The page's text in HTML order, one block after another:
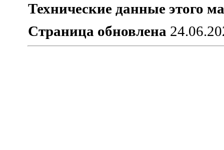
Технические данные этого
Страница обновлена